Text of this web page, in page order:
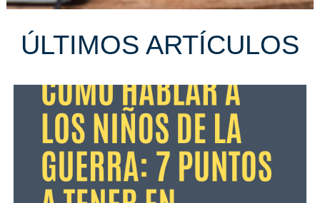
ÚLTIMOS ARTÍCULOS